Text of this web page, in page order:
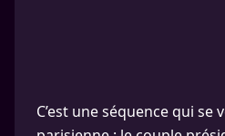
C’est une séquence qui se